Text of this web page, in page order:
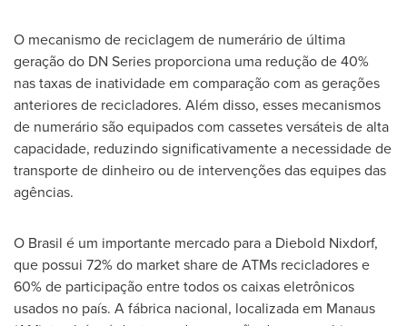
O mecanismo de reciclagem de numerário de última
geração do DN Series proporciona uma redução de 40%
nas taxas de inatividade em comparação com as gerações
anteriores de recicladores. Além disso, esses mecanismos
de numerário são equipados com cassetes versáteis de alta
capacidade, reduzindo significativamente a necessidade de
transporte de dinheiro ou de intervenções das equipes das
agências.
O Brasil é um importante mercado para a Diebold Nixdorf,
que possui 72% do market share de ATMs recicladores e
60% de participação entre todos os caixas eletrônicos
usados no país. A fábrica nacional, localizada em Manaus